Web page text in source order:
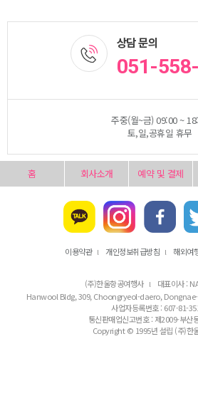
상담 문의
051-
주중(월~금) 09:00 ~
토,일,공휴일 휴무
홈 회사소개 예약 및 결제
이용약관 l 개인정보취급방침 l 해외여
(주)한울항공여행사 l
대표이사 :
Hanwool Bldg, 309, Choongryeol-daero,
사업자등록번호 : 607-81-
통신판매업신고번호 : 제2009-부산
Copyright © 1995년 설립 (주)한